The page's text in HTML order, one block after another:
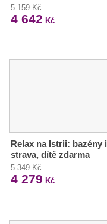
5 159 Kč
4 642 Kč
Relax na Istrii: bazény i
strava, dítě zdarma
5 349 Kč
4 279 Kč